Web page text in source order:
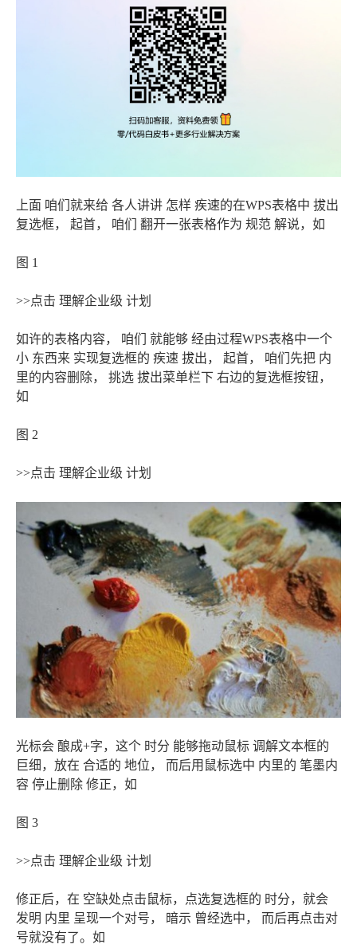
上面 咱们就来给 各人讲讲 怎样 疾速的在WPS表格中 拔出
复选框， 起首， 咱们 翻开一张表格作为 规范 解说，如
图 1
>>点击 理解企业级 计划
如许的表格内容， 咱们 就能够 经由过程WPS表格中一个
小 东西来 实现复选框的 疾速 拔出， 起首， 咱们先把 内
里的内容删除， 挑选 拔出菜单栏下 右边的复选框按钮，
如
图 2
>>点击 理解企业级 计划
光标会 酿成+字，这个 时分 能够拖动鼠标 调解文本框的
巨细，放在 合适的 地位， 而后用鼠标选中 内里的 笔墨内
容 停止删除 修正，如
图 3
>>点击 理解企业级 计划
修正后，在 空缺处点击鼠标，点选复选框的 时分，就会
发明 内里 呈现一个对号， 暗示 曾经选中， 而后再点击对
号就没有了。如